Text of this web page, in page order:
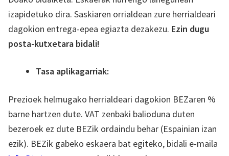
izapidetuko dira. Saskiaren orrialdean zure herrialdeari
dagokion entrega-epea egiazta dezakezu. Ezin dugu
posta-kutxetara bidali!
Tasa aplikagarriak:
Prezioek helmugako herrialdeari dagokion BEZaren %
barne hartzen dute. VAT zenbaki balioduna duten
bezeroek ez dute BEZik ordaindu behar (Espainian izan
ezik). BEZik gabeko eskaera bat egiteko, bidali e-maila